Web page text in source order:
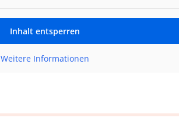
Inhalt entsperren
Weitere Informationen